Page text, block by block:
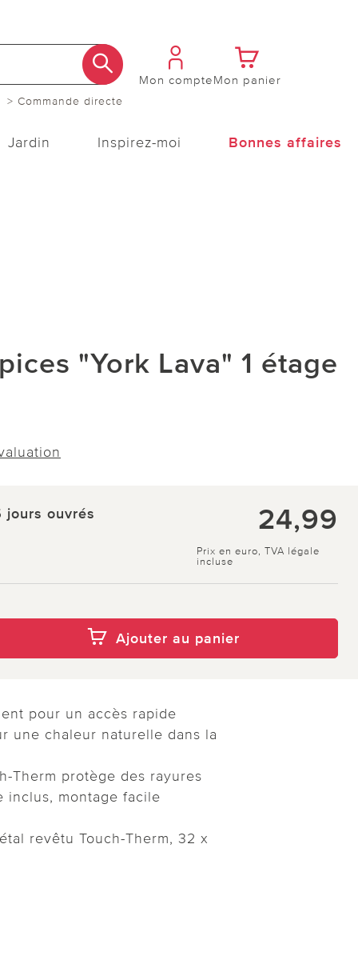
> Commande directe
Mon compteMon panier
Jardin Inspirez-moi Bonnes affaires
"York Lava" 1 étage
jours ouvrés 24,99
Prix en euro, TVA légale
incluse
Ajouter au panier
pour un accès rapide
une chaleur naturelle dans la
Therm protège des rayures
inclus, montage facile
revêtu Touch-Therm, 32 x